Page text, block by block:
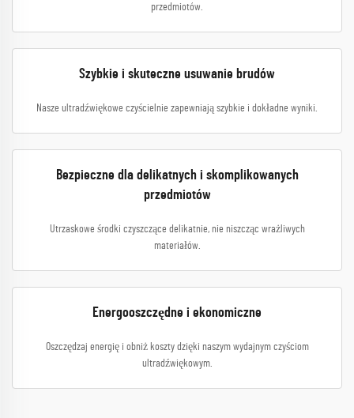
przedmiotów.
Szybkie i skuteczne usuwanie brudów
Nasze ultradźwiękowe czyścielnie zapewniają szybkie i dokładne wyniki.
Bezpieczne dla delikatnych i skomplikowanych
przedmiotów
Utrzaskowe środki czyszczące delikatnie, nie niszcząc wrażliwych
materiałów.
Energooszczędne i ekonomiczne
Oszczędzaj energię i obniż koszty dzięki naszym wydajnym czyściom
ultradźwiękowym.